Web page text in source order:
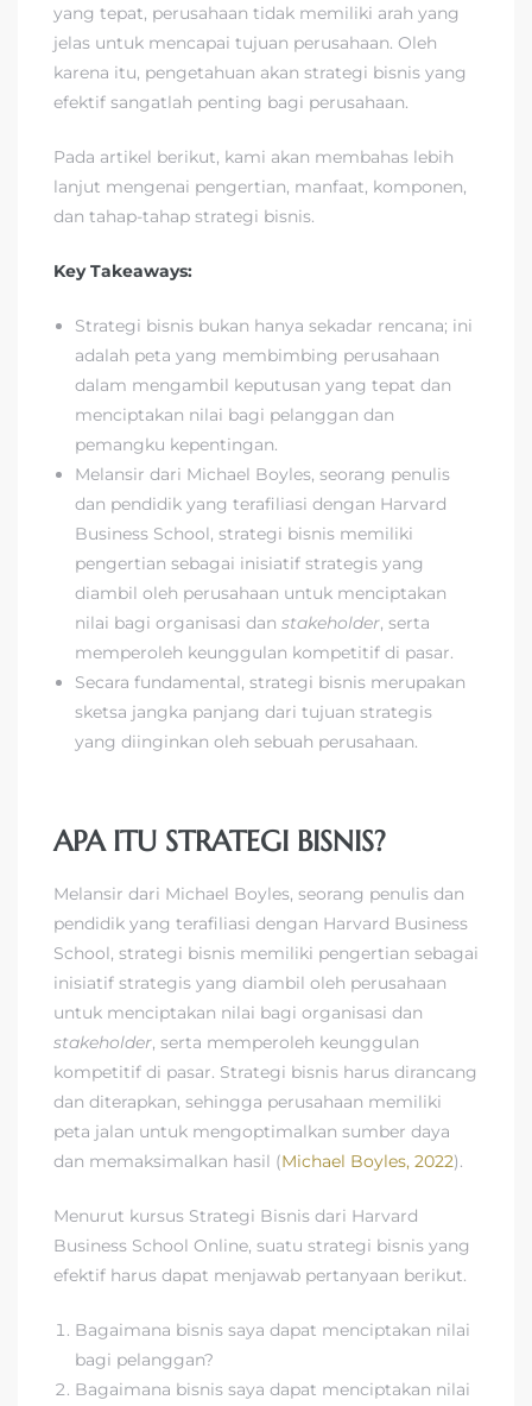
yang tepat, perusahaan tidak memiliki arah yang
jelas untuk mencapai tujuan perusahaan. Oleh
karena itu, pengetahuan akan strategi bisnis yang
efektif sangatlah penting bagi perusahaan.
Pada artikel berikut, kami akan membahas lebih
lanjut mengenai pengertian, manfaat, komponen,
dan tahap-tahap strategi bisnis.
Key Takeaways:
Strategi bisnis bukan hanya sekadar rencana; ini
adalah peta yang membimbing perusahaan
dalam mengambil keputusan yang tepat dan
menciptakan nilai bagi pelanggan dan
pemangku kepentingan.
Melansir dari Michael Boyles, seorang penulis
dan pendidik yang terafiliasi dengan Harvard
Business School, strategi bisnis memiliki
pengertian sebagai inisiatif strategis yang
diambil oleh perusahaan untuk menciptakan
nilai bagi organisasi danstakeholder, serta
memperoleh keunggulan kompetitif di pasar.
Secara fundamental, strategi bisnis merupakan
sketsa jangka panjang dari tujuan strategis
yang diinginkan oleh sebuah perusahaan.
APA ITU STRATEGI BISNIS?
Melansir dari Michael Boyles, seorang penulis dan
pendidik yang terafiliasi dengan Harvard Business
School, strategi bisnis memiliki pengertian sebagai
inisiatif strategis yang diambil oleh perusahaan
untuk menciptakan nilai bagi organisasi dan
stakeholder, serta memperoleh keunggulan
kompetitif di pasar. Strategi bisnis harus dirancang
dan diterapkan, sehingga perusahaan memiliki
peta jalan untuk mengoptimalkan sumber daya
dan memaksimalkan hasil (Michael Boyles, 2022).
Menurut kursus Strategi Bisnis dari Harvard
Business School Online, suatu strategi bisnis yang
efektif harus dapat menjawab pertanyaan berikut.
Bagaimana bisnis saya dapat menciptakan nilai
bagi pelanggan?
Bagaimana bisnis saya dapat menciptakan nilai